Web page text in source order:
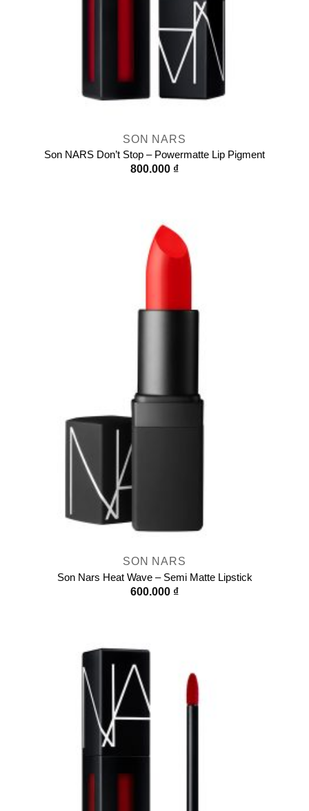
SON NARS
Son NARS Don’t Stop – Powermatte Lip Pigment
800.000 ₫
SON NARS
Son Nars Heat Wave – Semi Matte Lipstick
600.000 ₫